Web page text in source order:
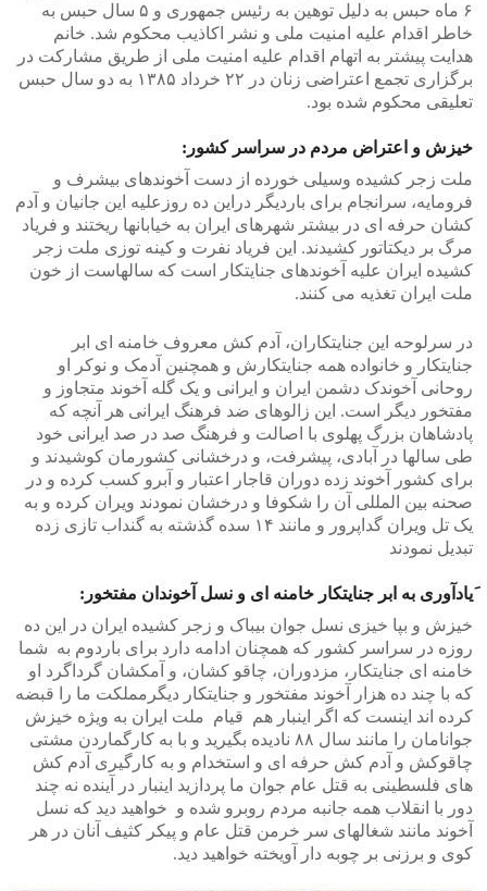
۶ ماه حبس به دلیل توهین به رئیس جمهوری و ۵ سال حبس به
خاطر اقدام علیه امنیت ملی و نشر اکاذیب محکوم شد. خانم
هدایت پیشتر به اتهام اقدام علیه امنیت ملی از طریق مشارکت در
برگزاری تجمع اعتراضی زنان در ۲۲ خرداد ۱۳۸۵ به دو سال حبس
تعلیقی محکوم شده بود.
خیزش و اعتراض مردم در سراسر کشور:
ملت زجر کشیده وسیلی خورده از دست آخوندهای بیشرف و
فرومایه، سرانجام برای باردیگر دراین ده روزعلیه این جانیان و آدم
کشان حرفه ای در بیشتر شهرهای ایران به خیابانها ریختند و فریاد
مرگ بر دیکتاتور کشیدند. این فریاد نفرت و کینه توزی ملت زجر
کشیده ایران علیه آخوندهای جنایتکار است که سالهاست از خون
ملت ایران تغذیه می کنند.
در سرلوحه این جنایتکاران، آدم کش معروف خامنه ای ابر
جنایتکار و خانواده همه جنایتکارش و همچنین آدمک و نوکر او
روحانی آخوندک دشمن ایران و ایرانی و یک گله آخوند متجاوز و
مفتخور دیگر است. این زالوهای ضد فرهنگ ایرانی هر آنچه که
پادشاهان بزرگ پهلوی با اصالت و فرهنگ صد در صد ایرانی خود
طی سالها در آبادی، پیشرفت، و درخشانی کشورمان کوشیدند و
برای کشور آخوند زده دوران قاجار اعتبار و آبرو کسب کرده و در
صحنه بین المللی آن را شکوفا و درخشان نمودند ویران کرده و به
یک تل ویران گداپرور و مانند ۱۴ سده گذشته به گنداب تازی زده
تبدیل نمودند
َیادآوری به ابر جنایتکار خامنه ای و نسل آخوندان مفتخور:
خیزش و بپا خیزی نسل جوان بیباک و زجر کشیده ایران در این ده
روزه در سراسر کشور که همچنان ادامه دارد برای باردوم به شما
خامنه ای جنایتکار، مزدوران، چاقو کشان، و آمکشان گرداگرد او
که با چند ده هزار آخوند مفتخور و جنایتکار دیگرمملکت ما را قبضه
کرده اند اینست که اگر اینبار هم قیام ملت ایران به ویژه خیزش
جوانامان را مانند سال ۸۸ نادیده بگیرید و با به کارگماردن مشتی
چاقوکش و آدم کش حرفه ای و استخدام و به کارگیری آدم کش
های فلسطینی به قتل عام جوان ما پردازید اینبار در آینده نه چند
دور با انقلاب همه جانبه مردم روبرو شده و خواهید دید که نسل
آخوند مانند شغالهای سر خرمن قتل عام و پیکر کثیف آنان در هر
کوی و برزنی بر چوبه دار آویخته خواهید دید.